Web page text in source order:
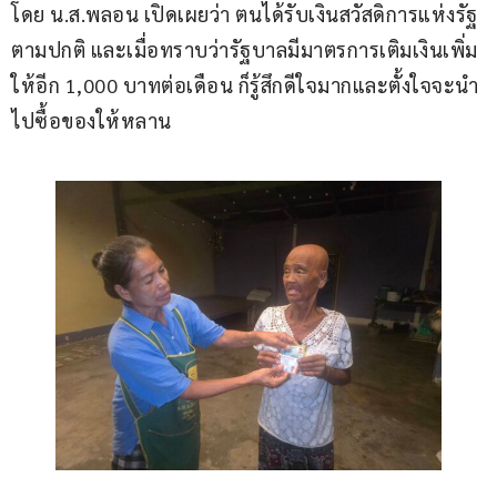
โดย น.ส.พลอน เปิดเผยว่า ตนได้รับเงินสวัสดิการแห่งรัฐ
ตามปกติ และเมื่อทราบว่ารัฐบาลมีมาตรการเติมเงินเพิ่ม
ให้อีก 1,000 บาทต่อเดือน ก็รู้สึกดีใจมากและตั้งใจจะนำ
ไปซื้อของให้หลาน